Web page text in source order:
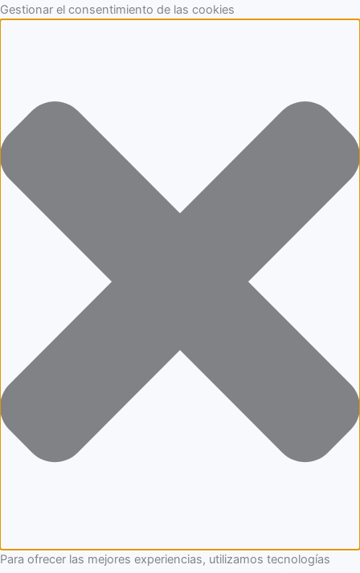
Gestionar el consentimiento de las cookies
Para ofrecer las mejores experiencias, utilizamos tecnologías
Funcional
Preferencias
Estadísticas
Marketing
Aller